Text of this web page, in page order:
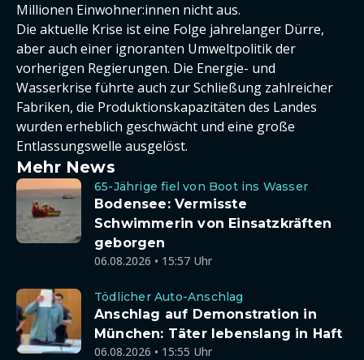
Millionen Einwohner:innen nicht aus.
Die aktuelle Krise ist eine Folge jahrelanger Dürre,
aber auch einer ignoranten Umweltpolitik der
vorherigen Regierungen. Die Energie- und
Wasserkrise führte auch zur Schließung zahlreicher
Fabriken, die Produktionskapazitäten des Landes
wurden erheblich geschwächt und eine große
Entlassungswelle ausgelöst.
Mehr News
65-Jährige fiel von Boot ins Wasser
Bodensee: Vermisste
Schwimmerin von Einsatzkräften
geborgen
06.08.2026 • 15:57 Uhr
Tödlicher Auto-Anschlag
Anschlag auf Demonstration in
München: Täter lebenslang in Haft
06.08.2026 • 15:55 Uhr